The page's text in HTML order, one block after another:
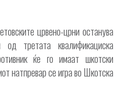
црвено-црни останува
од третата квалификациска
ќе го имаат шкотски
натпревар се игра во Шкотска